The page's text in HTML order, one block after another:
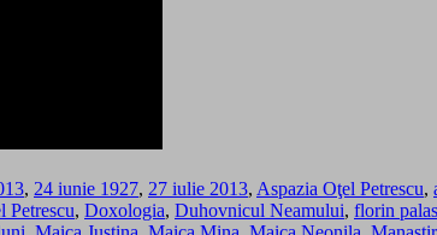
, 24 iunie 1927, 27 iulie 2013, Aspazia Oţel Petrescu,
Petrescu, Doxologia, Duhovnicul Neamului, florin palas